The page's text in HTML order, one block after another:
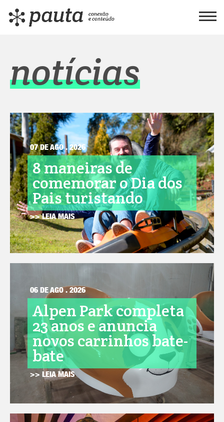
notícias
07 DE AGO . 2026
8 maneiras de
comemorar o Dia dos
Pais turistando
>> LEIA MAIS
06 DE AGO . 2026
Alpen Park completa
23 anos e anuncia
novos carrinhos bate-
bate
>> LEIA MAIS